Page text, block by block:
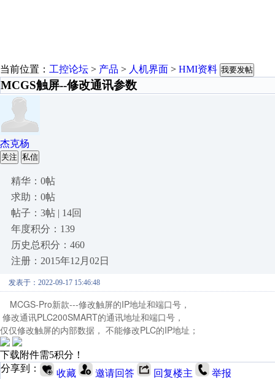
当前位置： 工控论坛 > 产品 > 人机界面 > HMI资料 我要发帖
MCGS触屏--修改通讯参数
杰克杨
关注 私信
精华：0帖
求助：0帖
帖子：3帖 | 14回
年度积分：139
历史总积分：460
注册：2015年12月02日
发表于：2022-09-17 15:46:48
MCGS-Pro新款---修改触屏的IP地址和端口号，
修改通讯PLC200SMART的通讯地址和端口号，
仅仅修改触屏的内部数据， 不能修改PLC的IP地址；
下载附件需5积分！
分享到：
收藏 邀请回答 回复楼主 举报